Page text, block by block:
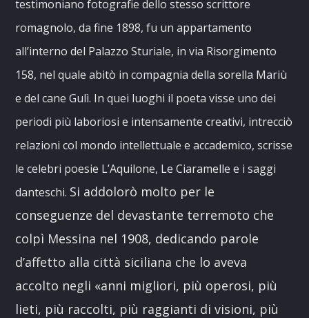
testimoniano fotografie dello stesso scrittore
romagnolo, da fine 1898, fu un appartamento
all’interno del Palazzo Sturiale, in via Risorgimento
158, nel quale abitò in compagnia della sorella Mariù
e del cane Gulì. In quei luoghi il poeta visse uno dei
periodi più laboriosi e intensamente creativi, intrecciò
relazioni col mondo intellettuale e accademico, scrisse
le celebri poesie L’Aquilone, Le Ciaramelle e i saggi
danteschi. Si addolorò molto per le
conseguenze del devastante terremoto che
colpì Messina nel 1908, dedicando parole
d’affetto alla città siciliana che lo aveva
accolto negli «anni migliori, più operosi, più
lieti, più raccolti, più raggianti di visioni, più